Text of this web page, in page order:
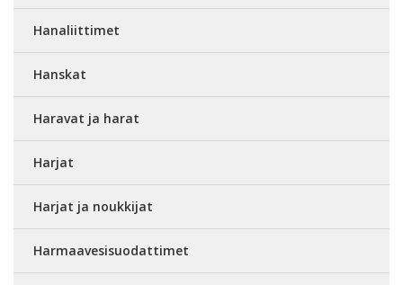
Hanaliittimet
Hanskat
Haravat ja harat
Harjat
Harjat ja noukkijat
Harmaavesisuodattimet